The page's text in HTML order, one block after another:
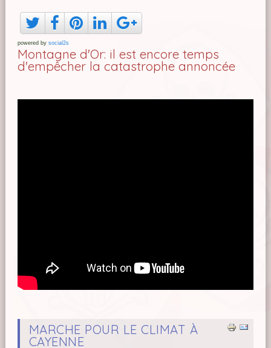
powered by social2s
Montagne d'Or: il est encore temps
d'empêcher la catastrophe annoncée
MARCHE POUR LE CLIMAT À
CAYENNE